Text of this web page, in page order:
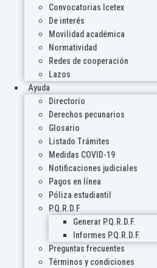
Convocatorias Icetex
De interés
Movilidad académica
Normatividad
Redes de cooperación
Lazos
Ayuda
Directorio
Derechos pecunarios
Glosario
Listado Trámites
Medidas COVID-19
Notificaciones judiciales
Pagos en línea
Póliza estudiantil
P.Q.R.D.F
Generar P.Q.R.D.F.
Informes P.Q.R.D.F.
Preguntas frecuentes
Términos y condiciones